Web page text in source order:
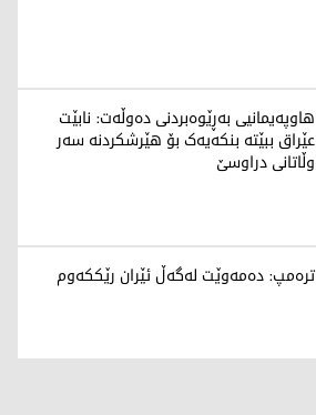
هاوپەیمانیی بەڕێوەبردنی دەوڵەت: نابێت
عێراق ببێتە بنکەیەک بۆ هێرشکردنە سەر
وڵاتانی دراوسێ
ترەمپ: دەمەوێت لەگەڵ ئێران رێککەوم